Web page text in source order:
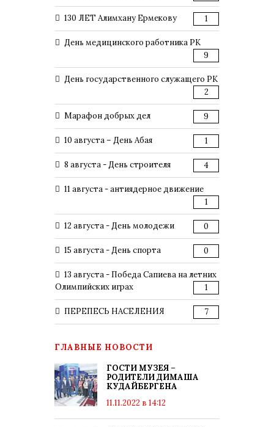
130 ЛЕТ Алимхану Ермекову 1
День медицинского работника РК
9
День государственного служащего РК
2
Марафон добрых дел 9
10 августа – День Абая 1
8 августа - День строителя 4
11 августа - антиядерное движение
1
12 августа - День молодежи 0
15 августа - День спорта 0
13 августа - Победа Сапиева на летних
Олимпийских играх
1
ПЕРЕПЕСЬ НАСЕЛЕНИЯ 7
ГЛАВНЫЕ НОВОСТИ
ГОСТИ МУЗЕЯ –
РОДИТЕЛИ ДИМАША
КУДАЙБЕРГЕНА
11.11.2022 в 14:12